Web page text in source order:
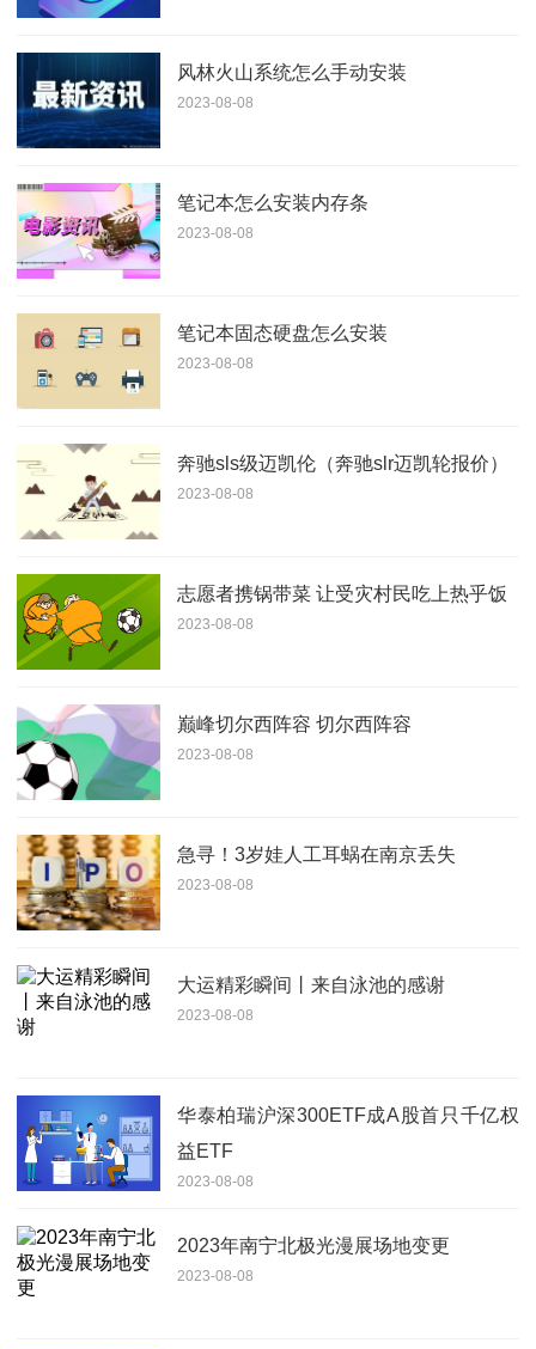
风林火山系统怎么手动安装
2023-08-08
笔记本怎么安装内存条
2023-08-08
笔记本固态硬盘怎么安装
2023-08-08
奔驰sls级迈凯伦（奔驰slr迈凯轮报价）
2023-08-08
志愿者携锅带菜 让受灾村民吃上热乎饭
2023-08-08
巅峰切尔西阵容 切尔西阵容
2023-08-08
急寻！3岁娃人工耳蜗在南京丢失
2023-08-08
大运精彩瞬间丨来自泳池的感谢
2023-08-08
华泰柏瑞沪深300ETF成A股首只千亿权
益ETF
2023-08-08
2023年南宁北极光漫展场地变更
2023-08-08